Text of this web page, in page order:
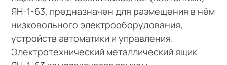
ЯН-1-63, предназначен для размещения в нём
низковольного электрооборудования,
устройств автоматики и управления.
Электротехнический металлический ящик